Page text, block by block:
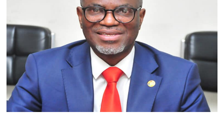
HARMONIEUSE »